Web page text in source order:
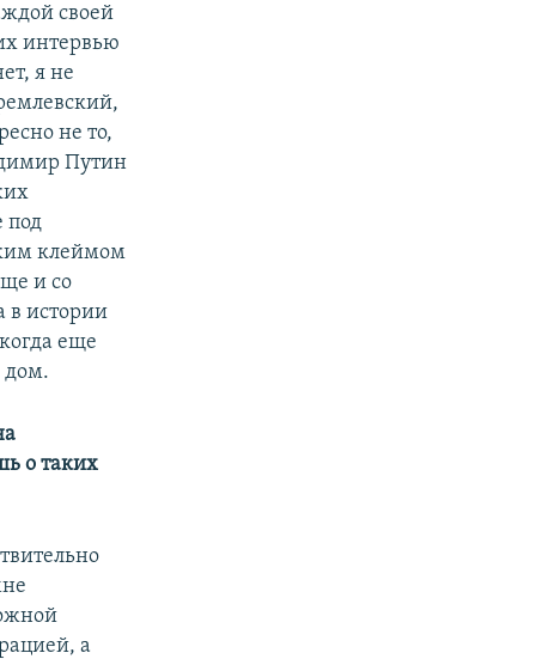
своей
интервью
я не
не то,
Путин
под
клеймом
и со
в истории
еще
дом.
о таких
а